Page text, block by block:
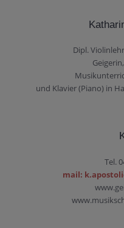
Dipl.
und Klavier (Piano) in
Tel.
mail: